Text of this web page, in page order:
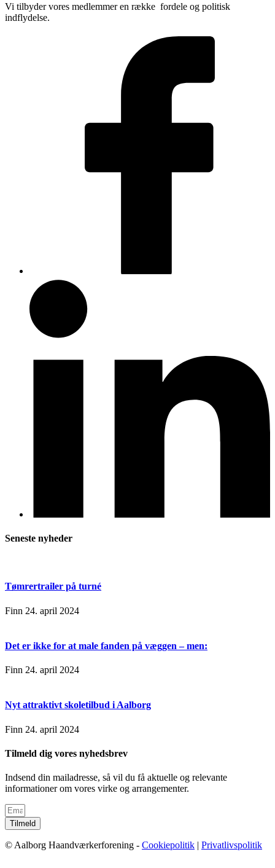
Vi tilbyder vores medlemmer en række fordele og politisk
indflydelse.
Seneste nyheder
Tømrertrailer på turné
Finn 24. april 2024
Det er ikke for at male fanden på væggen – men:
Finn 24. april 2024
Nyt attraktivt skoletilbud i Aalborg
Finn 24. april 2024
Tilmeld dig vores nyhedsbrev
Indsend din mailadresse, så vil du få aktuelle og relevante
informationer om vores virke og arrangementer.
Tilmeld
© Aalborg Haandværkerforening - Cookiepolitik | Privatlivspolitik